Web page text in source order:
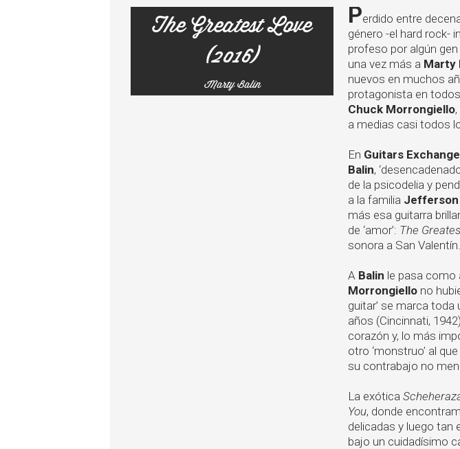
The Greatest Love
(2016)
Marty Balin
Perdido entre
género -el hard rock-
profeso por algún
una vez más a Marty
nuevos en muchos
protagonista en
Chuck Morrongiello
a medias casi todos
En Guitars Exchange
Balin,
de la psicodelia y
a la familia Jefferson
más esa guitarra
de ‘amor’: The
sonora a San Valentín.
A Balin le pasa como
Morrongiello no
guitar’ se marca
años (Cincinnati,
corazón y, lo más
otro ‘monstruo’ al
su contrabajo no
La exótica
You, donde
delicadas y luego tan
bajo un cuidadísimo